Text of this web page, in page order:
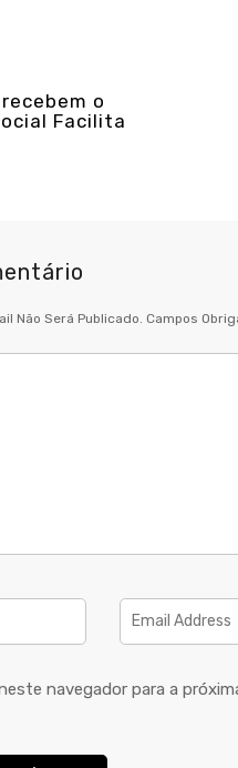
o
Facilita
Não Será Publicado. Campos
navegador para a